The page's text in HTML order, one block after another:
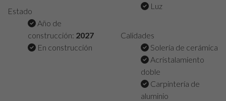
Estado
Año de
construcción: 2027
En construcción
Luz
Calidades
Solería de cerámica
Acristalamiento
doble
Carpintería de
aluminio